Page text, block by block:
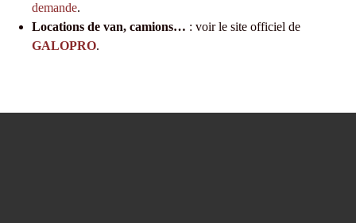
demande.
Locations de van, camions… : voir le site officiel de
GALOPRO.